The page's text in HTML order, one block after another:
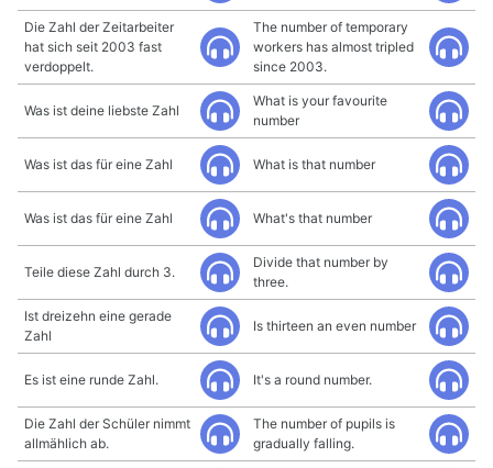
Die Zahl der Zeitarbeiter
hat sich seit 2003 fast
verdoppelt.
The number of temporary
workers has almost tripled
since 2003.
Was ist deine liebste Zahl
What is your favourite
number
Was ist das für eine Zahl What is that number
Was ist das für eine Zahl What's that number
Teile diese Zahl durch 3.
Divide that number by
three.
Ist dreizehn eine gerade
Zahl
Is thirteen an even number
Es ist eine runde Zahl. It's a round number.
Die Zahl der Schüler nimmt
allmählich ab.
The number of pupils is
gradually falling.